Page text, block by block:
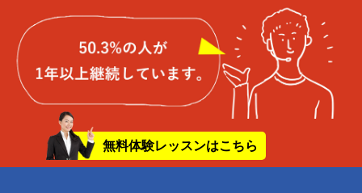
無料体験レッスンはこちら